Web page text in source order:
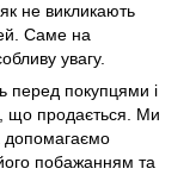
не викликають
Саме на
увагу.
перед покупцями і
що продається. Ми
допомагаємо
побажанням та